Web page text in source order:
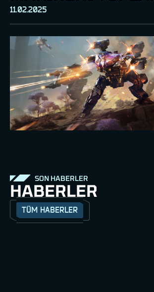
11.02.2025
SON HABERLER
HABERLER
TÜM HABERLER